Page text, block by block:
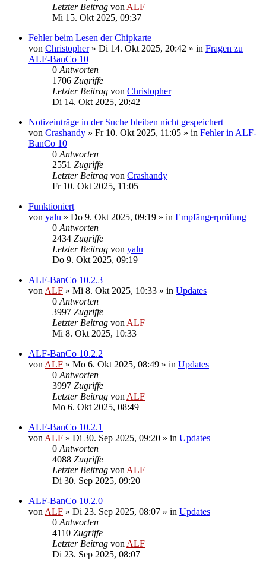
Letzter Beitrag von ALF
Mi 15. Okt 2025, 09:37
Fehler beim Lesen der Chipkarte
von Christopher» Di 14. Okt 2025, 20:42 » in Fragen zu
ALF-BanCo 10
0 Antworten
1706 Zugriffe
Letzter Beitrag von Christopher
Di 14. Okt 2025, 20:42
Notizeinträge in der Suche bleiben nicht gespeichert
von Crashandy » Fr 10. Okt 2025, 11:05 » in Fehler in ALF-
BanCo 10
0 Antworten
2551 Zugriffe
Letzter Beitrag von Crashandy
Fr 10. Okt 2025, 11:05
Funktioniert
von yalu » Do 9. Okt 2025, 09:19 » in Empfängerprüfung
0 Antworten
2434 Zugriffe
Letzter Beitrag von yalu
Do 9. Okt 2025, 09:19
ALF-BanCo 10.2.3
von ALF » Mi 8. Okt 2025, 10:33 » in Updates
0 Antworten
3997 Zugriffe
Letzter Beitrag von ALF
Mi 8. Okt 2025, 10:33
ALF-BanCo 10.2.2
von ALF » Mo 6. Okt 2025, 08:49 » in Updates
0 Antworten
3997 Zugriffe
Letzter Beitrag von ALF
Mo 6. Okt 2025, 08:49
ALF-BanCo 10.2.1
von ALF » Di 30. Sep 2025, 09:20 » in Updates
0 Antworten
4088 Zugriffe
Letzter Beitrag von ALF
Di 30. Sep 2025, 09:20
ALF-BanCo 10.2.0
von ALF » Di 23. Sep 2025, 08:07 » in Updates
0 Antworten
4110 Zugriffe
Letzter Beitrag von ALF
Di 23. Sep 2025, 08:07